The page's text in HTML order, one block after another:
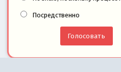
Посредственно